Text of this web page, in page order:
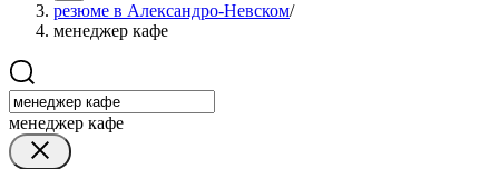
резюме в Александро-Невском/
менеджер кафе
менеджер кафе